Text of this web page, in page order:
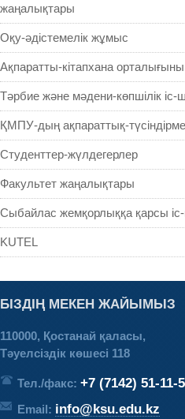
жаңалықтары
Оқу-әдістемелік жұмыс
Ақпаратты-кітапхана
Тәрбие және мәдени-көпшілік іс-
ҚМПУ-дың ақпараттық-
Студенттер-жүлдегерлер
Факультет жаңалықтары
Сыбайлас жемқорлыққа қарсы
KUTEL
БІЗДІҢ МЕКЕН ЖАЙЫМЫЗ
110000, Қостанай қаласы,
Тәуелсіздік көшесі 118
Тел./факс: +7 (7142) 51-11-
Email: info@ksu.edu.kz